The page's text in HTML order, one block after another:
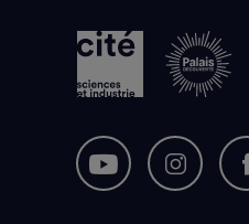
Nous
Nous